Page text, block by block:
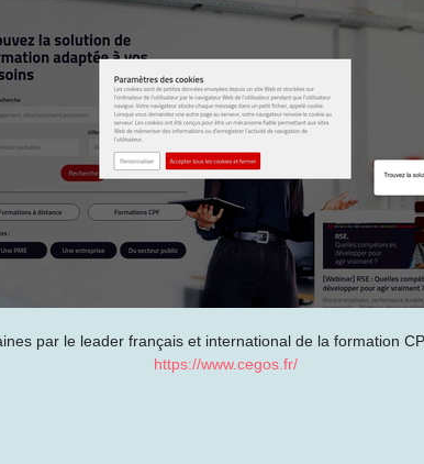
par le leader français et international de la formation
https://www.cegos.fr/